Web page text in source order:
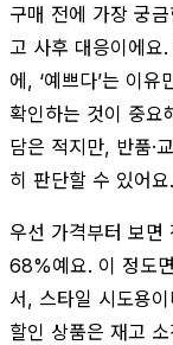
구매 전에 가장 궁
고 사후 대응이에요
에, ‘예쁘다’는 이
확인하는 것이 중요
담은 적지만, 반품·
히 판단할 수 있어요.
우선 가격부터 보
68%예요. 이 정도
서, 스타일 시도용
할인 상품은 재고